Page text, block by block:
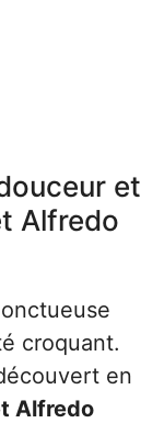
et
Alfredo
croquant.
en
Alfredo